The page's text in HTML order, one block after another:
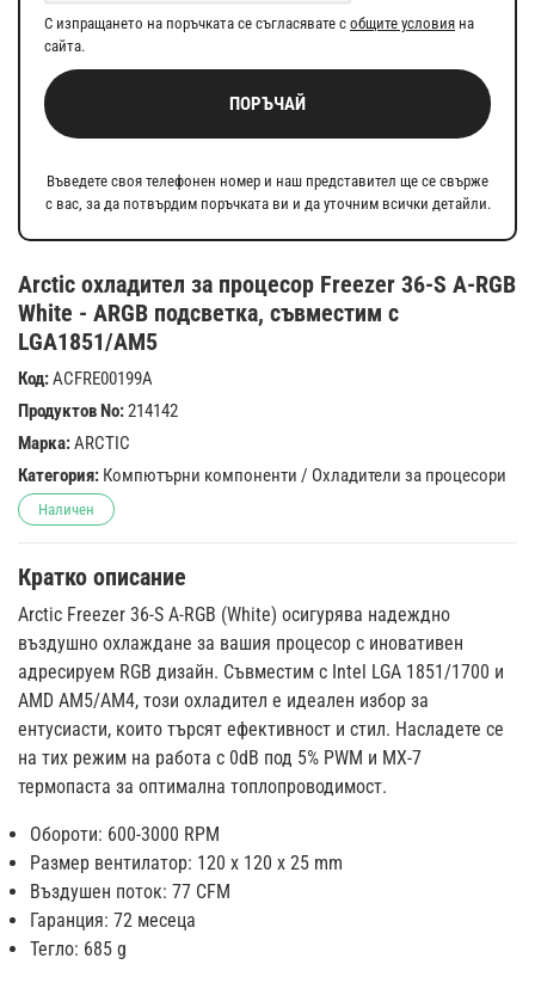
Arctic охладител за процесор Freezer 36-S A-RGB
White - ARGB подсветка, съвместим с
LGA1851/AM5
Код:ACFRE00199A
Продуктов No:214142
Марка:ARCTIC
Категория: Компютърни компоненти / Охладители за процесори
Наличен
Кратко описание
Arctic Freezer 36-S A-RGB (White) осигурява надеждно
въздушно охлаждане за вашия процесор с иновативен
адресируем RGB дизайн. Съвместим с Intel LGA 1851/1700 и
AMD AM5/AM4, този охладител е идеален избор за
ентусиасти, които търсят ефективност и стил. Насладете се
на тих режим на работа с 0dB под 5% PWM и MX-7
термопаста за оптимална топлопроводимост.
Обороти: 600-3000 RPM
Размер вентилатор: 120 x 120 x 25 mm
Въздушен поток: 77 CFM
Гаранция: 72 месеца
Тегло: 685 g
С изпращането на поръчката се съгласявате с общите условия на
сайта.
ПОРЪЧАЙ
Въведете своя телефонен номер и наш представител ще се свърже
с вас, за да потвърдим поръчката ви и да уточним всички детайли.